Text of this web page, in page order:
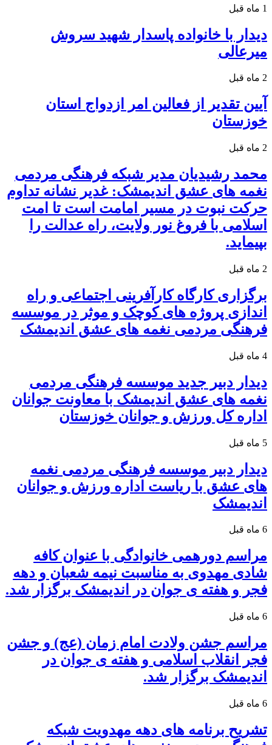
1 ماه قبل
دیدار با خانواده پاسدار شهید سروش
میرعالی
2 ماه قبل
آیین تقدیر از فعالین امر ازدواج استان
خوزستان
2 ماه قبل
محمد رشیدیان مدیر شبکه فرهنگی مردمی
نغمه های عشق اندیمشک: غدیر نشانه تداوم
حرکت نبوت در مسیر امامت است تا امت
اسلامی با فروغ نور ولایت، راه عدالت را
بپیماید.
2 ماه قبل
برگزاری کارگاه کارآفرینی اجتماعی و راه
اندازی پروژه های کوچک و موثر در موسسه
فرهنگی مردمی نغمه های عشق اندیمشک
4 ماه قبل
دیدار دبیر جدید موسسه فرهنگی مردمی
نغمه های عشق اندیمشک با معاونت جوانان
اداره کل ورزش و جوانان خوزستان
5 ماه قبل
دیدار دبیر موسسه فرهنگی مردمی نغمه
های عشق با ریاست اداره ورزش و جوانان
اندیمشک
6 ماه قبل
مراسم دورهمی خانوادگی با عنوان کافه
شادی مهدوی به مناسبت نیمه شعبان و دهه
فجر و هفته ی جوان در اندیمشک برگزار شد.
6 ماه قبل
مراسم جشن ولادت امام زمان (عج) و جشن
فجر انقلاب اسلامی و هفته ی جوان در
اندیمشک برگزار شد.
6 ماه قبل
تشریح برنامه های دهه مهدویت شبکه